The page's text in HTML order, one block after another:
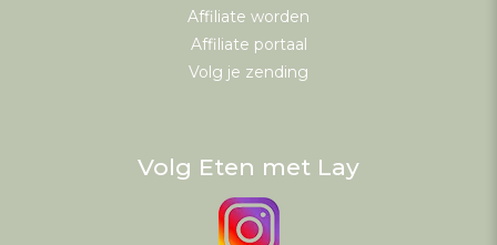
Affiliate worden
Affiliate portaal
Volg je zending
Volg Eten met Lay